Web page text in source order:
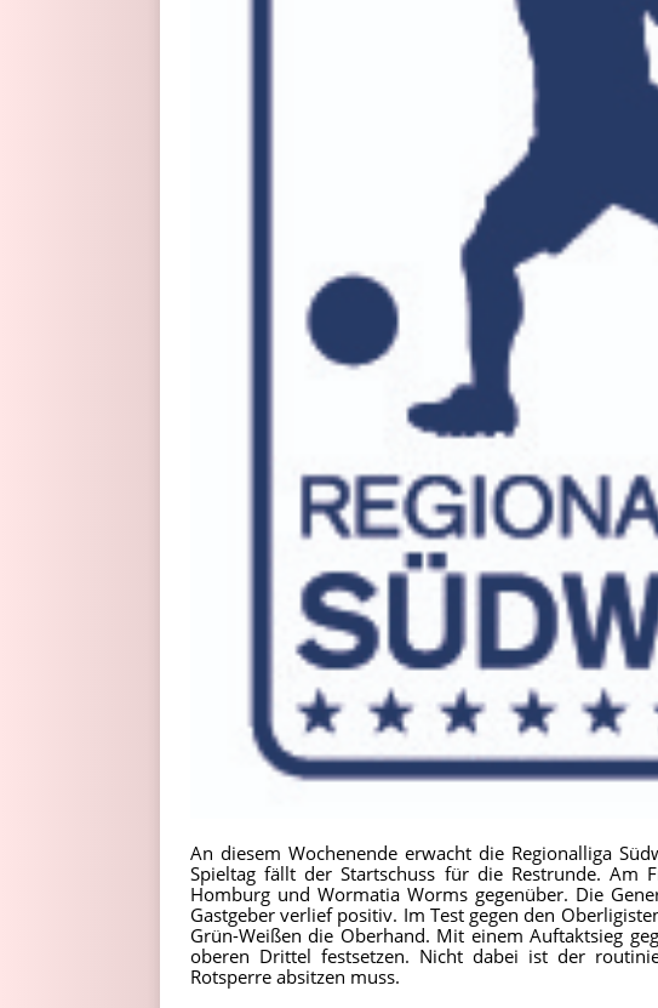
An diesem Wochenende erwacht die Regionalliga
Spieltag fällt der Startschuss für die Restrunde. Am
Homburg und Wormatia Worms gegenüber. Die
Gastgeber verlief positiv. Im Test gegen den
Grün-Weißen die Oberhand. Mit einem Auftaktsieg
oberen Drittel festsetzen. Nicht dabei ist der
Rotsperre absitzen muss.